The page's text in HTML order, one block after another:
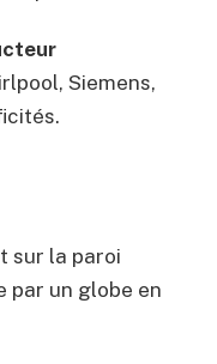
Siemens,
sur la paroi
par un globe en